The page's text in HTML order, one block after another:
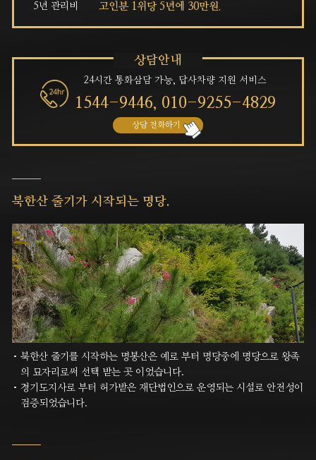
5년 관리비 고인분 1위당 5년에 30만원.
24시간 통화삼담 가능, 답사차량 지원 서비스
1544-9446, 010-9255-4829
상담 전화하기
북한산 줄기가 시작되는 명당.
북한산 줄기를 시작하는 명봉산은 예로 부터 명당중에 명당으로 왕족
의 묘자리로써 선택 받는 곳 이었습니다.
경기도지사로 부터 허가받은 재단법인으로 운영되는 시설로 안전성이
검증되었습니다.